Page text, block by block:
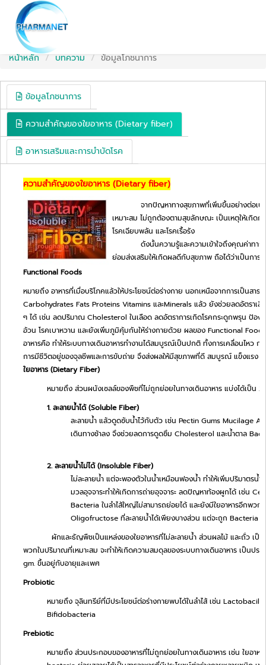
PHARMANET
หน้าหลัก บทความ ข้อมูลโภชนาการ
ข้อมูลโภชนาการ
ความสำคัญของใยอาหาร (Dietary fiber)
อาหารเสริมและการบำบัดโรค
ความสำคัญของใยอาหาร (Dietary fiber)
จากปัญหาทางสุขภาพที่เพิ่มขึ้นอย่างต่อเนื่
เหมาะสม ไม่ถูกต้องตามสุขลักษณะ เป็นเหตุให้เกิด
โรคเฉียบพลัน และโรคเรื้อรัง
ดังนั้นความรู้และความเข้าใจถึงคุณค่าทาง
ย่อมส่งเสริมให้เกิดผลดีกับสุขภาพ ถือได้ว่าเป็นการ
Functional Foods
หมายถึง อาหารที่เมื่อบริโภคแล้วให้ประโยชน์ต่อร่างกาย นอกเหนือจากการเป็นสาร
Carbohydrates Fats Proteins Vitamins และMinerals แล้ว ยังช่วยลดอัตราเสี่
ๆ ได้ เช่น ลดปริมาณ Cholesterol ในเลือด ลดอัตราการเกิดโรคกระดูกพรุน ป้องกั
อ้วน โรคเบาหวาน และยังเพิ่มภูมิคุ้มกันให้ร่างกายด้วย ผลของ Functional
อาหารคือ ทำให้ระบบทางเดินอาหารทำงานได้สมบูรณ์เป็นปกติ ทั้งการเคลื่อนไหว กา
การมีชีวิตอยู่ของจุลชีพและการขับถ่าย จึงส่งผลให้มีสุขภาพที่ดี สมบูรณ์ แข็งแรง
ใยอาหาร (Dietary Fiber)
หมายถึง ส่วนผนังเซลล์ของพืชที่ไม่ถูกย่อยในทางเดินอาหาร แบ่งได้เป็น
1. ละลายน้ำได้ (Soluble Fiber)
ละลายน้ำ แล้วดูดซับน้ำไว้กับตัว เช่น Pectin Gums Mucilage
เดินทางช้าลง จึงช่วยลดการดูดซึม Cholesterol และน้ำตาล
2. ละลายน้ำไม่ได้ (Insoluble Fiber)
ไม่ละลายน้ำ แต่จะพองตัวในน้ำเหมือนฟองน้ำ ทำให้เพิ่มปริมาตรน้ำ
มวลอุจจาระทำให้เกิดการถ่ายอุจจาระ ลดปัญหาท้องผูกได้ เช่น
Bacteria ในลำไส้ใหญ่ไม่สามารถย่อยได้ และยังมีใยอาหารอีกพ
Oligofructose ที่ละลายน้ำได้เพียงบางส่วน แต่จะถูก Bacteria
ผักและธัญพืชเป็นแหล่งของใยอาหารที่ไม่ละลายน้ำ ส่วนผลไม้ และถั่ว เป็น
พวกในปริมาณที่เหมาะสม จะทำให้เกิดความสมดุลของระบบทางเดินอาหาร เป็นประ
gm. ขึ้นอยู่กับอายุและเพศ
Probiotic
หมายถึง จุลินทรีย์ที่มีประโยชน์ต่อร่างกายพบได้ในลำไส้ เช่น
Bifidobacteria
Prebiotic
หมายถึง ส่วนประกอบของอาหารที่ไม่ถูกย่อยในทางเดินอาหาร เช่น ใยอาห